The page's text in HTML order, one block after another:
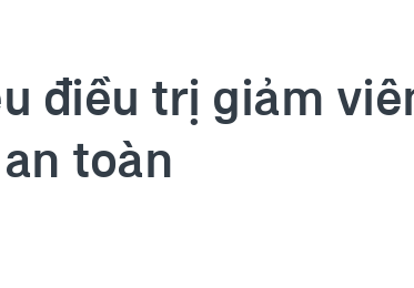
điều trị giảm
toàn